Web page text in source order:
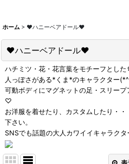
ホーム > ♥ハニーベアドール♥
♥ハニーベアドール♥
ハチミツ・花・花言葉をモチーフとし
人っぽさがある*くま*のキャラクター
可動ボディにマグネットの足・スリー
♡
お洋服を着せたり、カスタムしたり・
下さい。
SNSでも話題の大人カワイイキャラクタ